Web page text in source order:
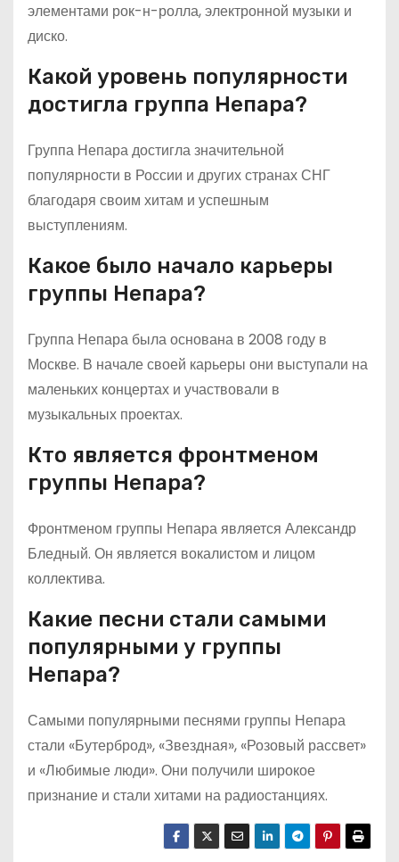
элементами рок-н-ролла, электронной музыки и
диско.
Какой уровень популярности
достигла группа Непара?
Группа Непара достигла значительной
популярности в России и других странах СНГ
благодаря своим хитам и успешным
выступлениям.
Какое было начало карьеры
группы Непара?
Группа Непара была основана в 2008 году в
Москве. В начале своей карьеры они выступали на
маленьких концертах и участвовали в
музыкальных проектах.
Кто является фронтменом
группы Непара?
Фронтменом группы Непара является Александр
Бледный. Он является вокалистом и лицом
коллектива.
Какие песни стали самыми
популярными у группы
Непара?
Самыми популярными песнями группы Непара
стали «Бутерброд», «Звездная», «Розовый рассвет»
и «Любимые люди». Они получили широкое
признание и стали хитами на радиостанциях.